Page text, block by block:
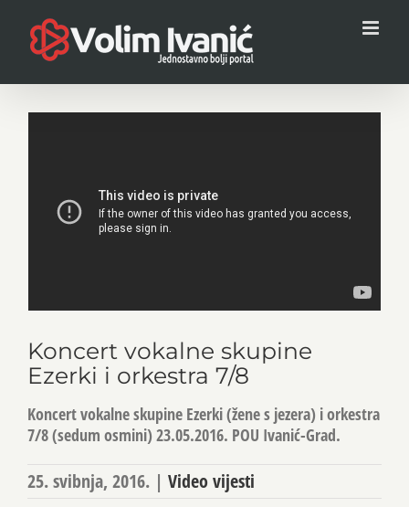
content
Koncert vokalne skupine
Ezerki i orkestra 7/8
Koncert vokalne skupine Ezerki (žene s jezera) i orkestra
7/8 (sedum osmini) 23.05.2016. POU Ivanić-Grad.
25. svibnja, 2016. | Video vijesti